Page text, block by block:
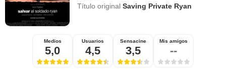
Título originalSaving Private Ryan
Medios
5,0
Usuarios
4,5
Sensacine
3,5
Mis amigos
--